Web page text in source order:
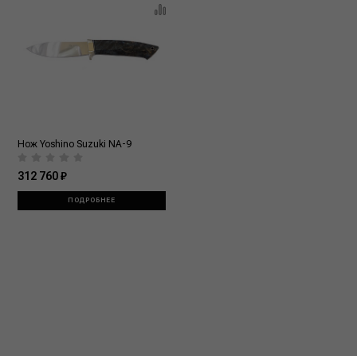
Нож Yoshino Suzuki NA-9
312 760 ₽
ПОДРОБНЕЕ